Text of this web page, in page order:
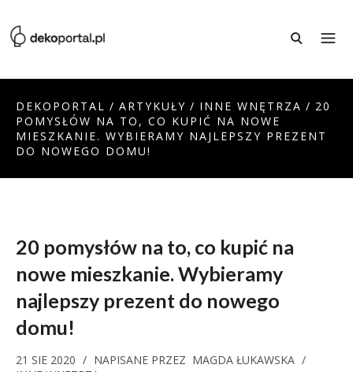
DEKOPORTAL / ARTYKUŁY / INNE WNĘTRZA / 20
POMYSŁÓW NA TO, CO KUPIĆ NA NOWE
MIESZKANIE. WYBIERAMY NAJLEPSZY PREZENT
DO NOWEGO DOMU!
20 pomysłów na to, co kupić na
nowe mieszkanie. Wybieramy
najlepszy prezent do nowego
domu!
21 SIE 2020 / NAPISANE PRZEZ MAGDA ŁUKAWSKA /